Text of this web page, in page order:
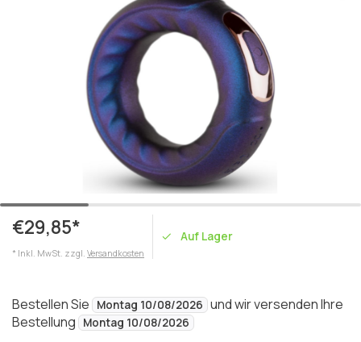
€29,85*
* Inkl. MwSt. zzgl. Versandkosten
Auf Lager
Bestellen Sie Montag 10/08/2026 und wir versenden Ihre
Bestellung
Montag 10/08/2026